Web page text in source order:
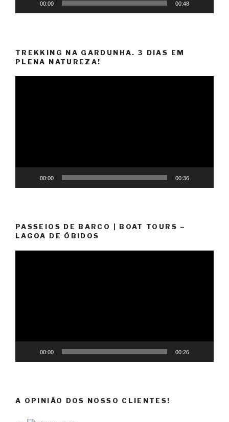
00:00 00:48
TREKKING NA GARDUNHA. 3 DIAS EM
PLENA NATUREZA!
00:00 00:36
PASSEIOS DE BARCO | BOAT TOURS –
LAGOA DE ÓBIDOS
00:00 00:26
A OPINIÃO DOS NOSSO CLIENTES!